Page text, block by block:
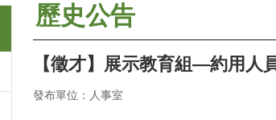
歷史公告
【徵才】展示教育組—約用人
發布單位：人事室